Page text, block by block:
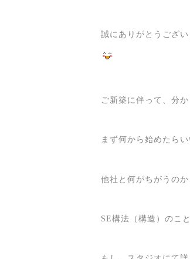
誠にありがとうござい
ご新築に伴って、分
まず何から始めたらい
他社と何がちがうのか
SE構法（構造）のこ